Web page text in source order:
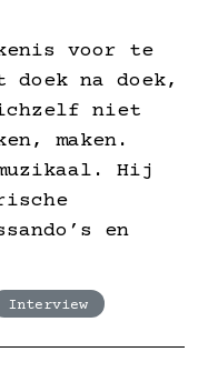
voor te
na doek,
niet
maken.
Hij
en
Interview